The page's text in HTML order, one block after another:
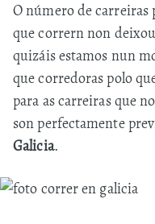
O número de carreiras
que corrern non
quizáis estamos nun
que corredoras polo
para as carreiras que
son perfectamente
Galicia.